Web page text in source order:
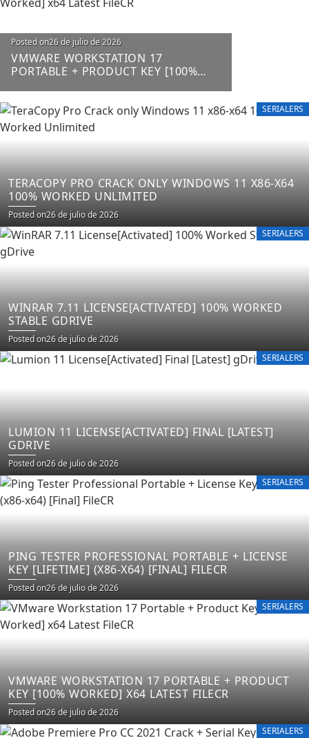
Posted on26 de julio de 2026
VMWARE WORKSTATION 17
PORTABLE + PRODUCT KEY [100%
SERIALERS
TERACOPY PRO CRACK ONLY WINDOWS 11 X86-X64
100% WORKED UNLIMITED
Posted on26 de julio de 2026
SERIALERS
WINRAR 7.11 LICENSE[ACTIVATED] 100% WORKED
STABLE GDRIVE
Posted on26 de julio de 2026
SERIALERS
LUMION 11 LICENSE[ACTIVATED] FINAL [LATEST]
GDRIVE
Posted on26 de julio de 2026
SERIALERS
PING TESTER PROFESSIONAL PORTABLE + LICENSE
KEY [LIFETIME] (X86-X64) [FINAL] FILECR
Posted on26 de julio de 2026
SERIALERS
VMWARE WORKSTATION 17 PORTABLE + PRODUCT
KEY [100% WORKED] X64 LATEST FILECR
Posted on26 de julio de 2026
SERIALERS